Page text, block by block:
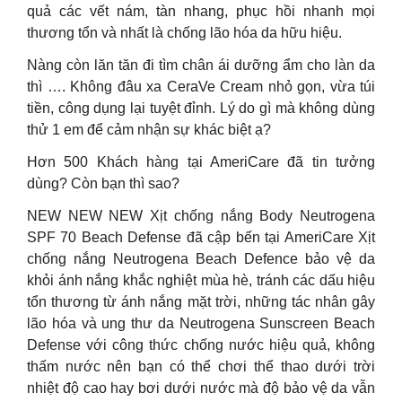
quả các vết nám, tàn nhang, phục hồi nhanh mọi
thương tổn và nhất là chống lão hóa da hữu hiệu.
Nàng còn lăn tăn đi tìm chân ái dưỡng ẩm cho làn da
thì …. Không đâu xa CeraVe Cream nhỏ gọn, vừa túi
tiền, công dụng lại tuyệt đỉnh. Lý do gì mà không dùng
thử 1 em để cảm nhận sự khác biệt ạ?
Hơn 500 Khách hàng tại AmeriCare đã tin tưởng
dùng? Còn bạn thì sao?
NEW NEW NEW Xịt chống nắng Body Neutrogena
SPF 70 Beach Defense đã cập bến tại AmeriCare Xịt
chống nắng Neutrogena Beach Defence bảo vệ da
khỏi ánh nắng khắc nghiệt mùa hè, tránh các dấu hiệu
tổn thương từ ánh nắng mặt trời, những tác nhân gây
lão hóa và ung thư da Neutrogena Sunscreen Beach
Defense với công thức chống nước hiệu quả, không
thấm nước nên bạn có thể chơi thể thao dưới trời
nhiệt độ cao hay bơi dưới nước mà độ bảo vệ da vẫn